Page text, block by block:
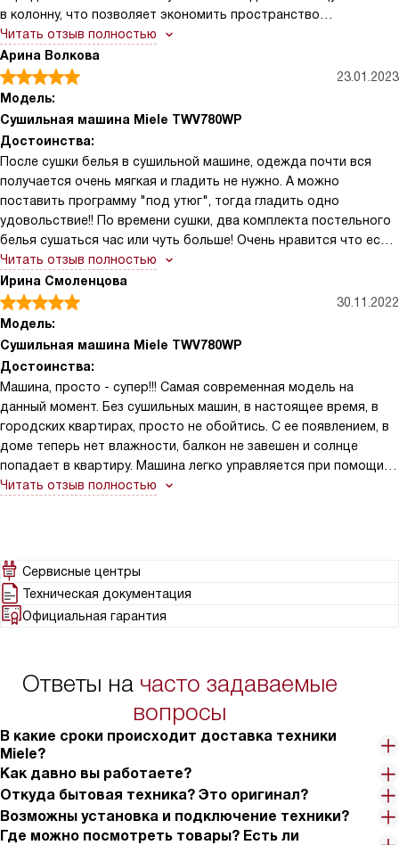
заметила, что мои счета за электричество не увеличились
после того, как я начала пользоваться этой сушилкой.
В общем, я очень довольна этой покупкой. Я считаю, что это
было одно из моих лучших инвестиций в бытовую технику.
Искренне рекомендую всем, кто хочет сделать свою жизнь
немного проще и комфортнее!
в колонну, что позволяет экономить пространство
в малогабаритных помещениях. Интуитивно понятное
сенсорное управление, огромное количество программ для
разных видов тканей, отложенный старт — всё это делает
процесс сушки белья максимально комфортным и простым!
Читать отзыв полностью
Арина Волкова
23.01.2023
Модель:
Сушильная машина Miele TWV780WP
Достоинства:
После сушки белья в сушильной машине, одежда почти вся
получается очень мягкая и гладить не нужно. А можно
поставить программу "под утюг", тогда гладить одно
удовольствие!! По времени сушки, два комплекта постельного
белья сушаться час или чуть больше! Очень нравится что есть
датчик остаточной влажности и вещи не пересушиваются. По
шуму проблем не доставляет, стоит в отдельном помещении
при закрытой двери практически не слышно, помещение не
греет. В сушильной машине мне понравился большой барабан с
загрузкой на 9 кг. Целых 23 режимов сушки.
подсветка дисплея и внутренняя подсветка. Простое
электронное управление.
Читать отзыв полностью
Ирина Смоленцова
30.11.2022
Модель:
Сушильная машина Miele TWV780WP
Достоинства:
Машина, просто - супер!!! Самая современная модель на
данный момент. Без сушильных машин, в настоящее время, в
городских квартирах, просто не обойтись. С ее появлением, в
доме теперь нет влажности, балкон не завешен и солнце
попадает в квартиру. Машина легко управляется при помощи
сенсора. Машина снабжена большим количеством программ и
имеются текстовые подсказки, а так же, для удобства
эксплуатации индикаторы: остаточного времени, выполнения
программы, вылить конденсат и очистить фильтр.
Светодиодная подсветка ярко освещает барабан, что
любое удобное для вас время. При работе машина сильно не
шумит. По окончании работы слышится звуковой сигнал.
Машина полностью безопасна в работе. Ее можно поставить в
колонну.
Читать отзыв полностью
Сервисные центры
Техническая документация
Официальная гарантия
Ответы на часто задаваемые
вопросы
В какие сроки происходит доставка техники
Miele?
Как давно вы работаете?
Откуда бытовая техника? Это оригинал?
Возможны установка и подключение техники?
Где можно посмотреть товары? Есть ли